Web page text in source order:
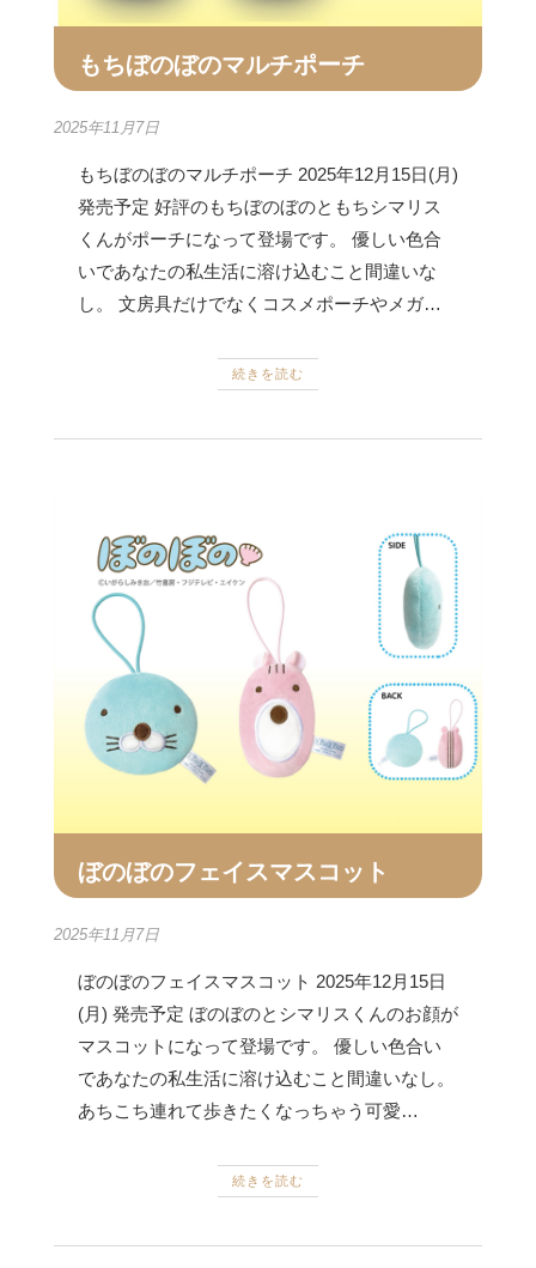
もちぼのぼのマルチポーチ
2025年11月7日
もちぼのぼのマルチポーチ 2025年12月15日(月)
発売予定 好評のもちぼのぼのともちシマリス
くんがポーチになって登場です。 優しい色合
いであなたの私生活に溶け込むこと間違いな
し。 文房具だけでなくコスメポーチやメガ…
続きを読む
ぼのぼのフェイスマスコット
2025年11月7日
ぼのぼのフェイスマスコット 2025年12月15日
(月) 発売予定 ぼのぼのとシマリスくんのお顔が
マスコットになって登場です。 優しい色合い
であなたの私生活に溶け込むこと間違いなし。
あちこち連れて歩きたくなっちゃう可愛…
続きを読む